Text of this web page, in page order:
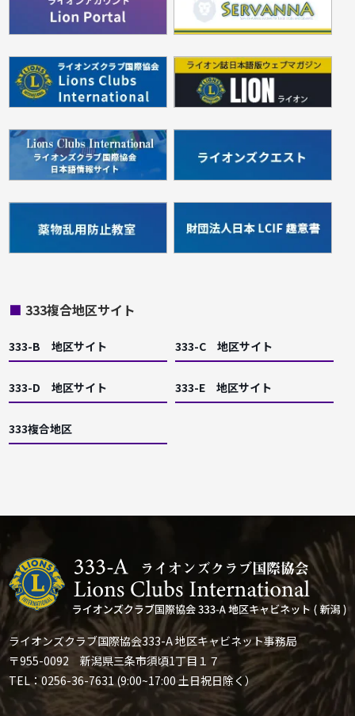
■ 333複合地区サイト
333-B 地区サイト 333-C 地区サイト
333-D 地区サイト 333-E 地区サイト
333複合地区
ライオンズクラブ国際協会333-A 地区キャビネット事務局
〒955-0092 新潟県三条市須頃1丁目１７
TEL：0256-36-7631 (9:00~17:00 土日祝日除く）